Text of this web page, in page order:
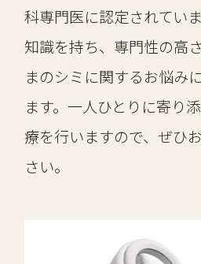
科専門医に認定されてい
知識を持ち、専門性の高
まのシミに関するお悩み
ます。一人ひとりに寄り
療を行いますので、ぜひ
さい。